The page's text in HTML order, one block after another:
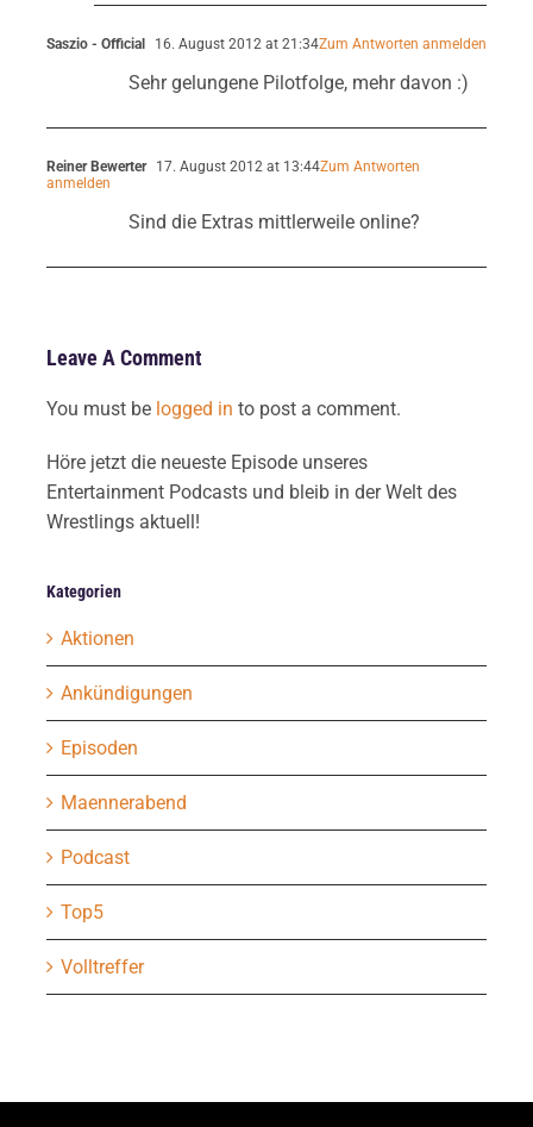
Saszio - Official 16. August 2012 at 21:34Zum Antworten anmelden
Sehr gelungene Pilotfolge, mehr davon :)
Reiner Bewerter 17. August 2012 at 13:44Zum Antworten
anmelden
Sind die Extras mittlerweile online?
Leave A Comment
You must be logged in to post a comment.
Höre jetzt die neueste Episode unseres
Entertainment Podcasts und bleib in der Welt des
Wrestlings aktuell!
Kategorien
Aktionen
Ankündigungen
Episoden
Maennerabend
Podcast
Top5
Volltreffer